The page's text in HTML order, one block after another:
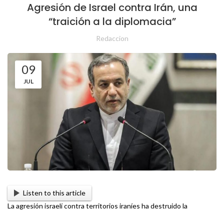
​​​​​​​Agresión de Israel contra Irán, una
“traición a la diplomacia”
Redaccion
09
JUL
Listen to this article
La agresión israelí contra territorios iraníes ha destruido la